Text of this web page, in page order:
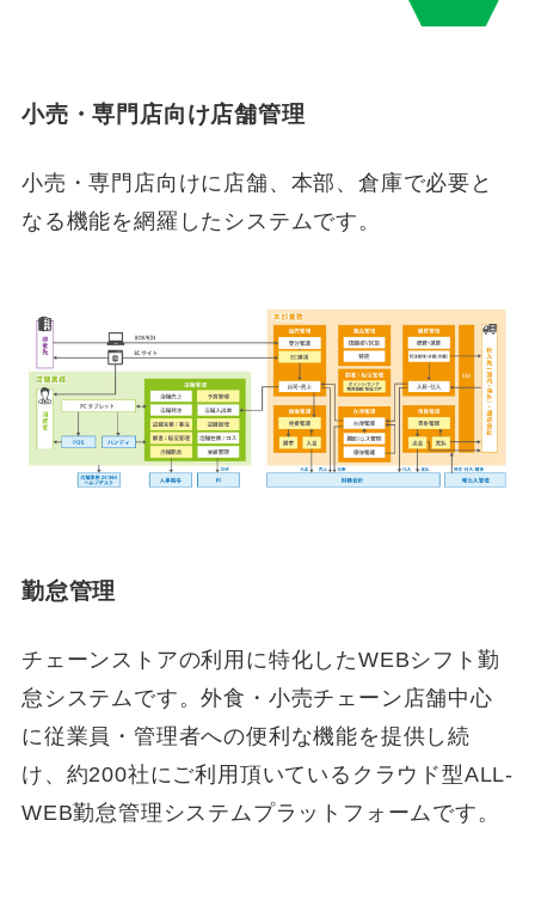
小売・専門店向け店舗管理
小売・専門店向けに店舗、本部、倉庫で必要と
なる機能を網羅したシステムです。
勤怠管理
チェーンストアの利用に特化したWEBシフト勤
怠システムです。外食・小売チェーン店舗中心
に従業員・管理者への便利な機能を提供し続
け、約200社にご利用頂いているクラウド型ALL-
WEB勤怠管理システムプラットフォームです。